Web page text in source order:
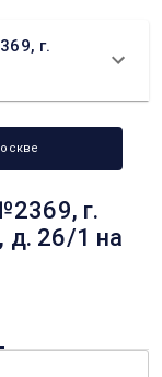
г.
г.
д. 26/1 на